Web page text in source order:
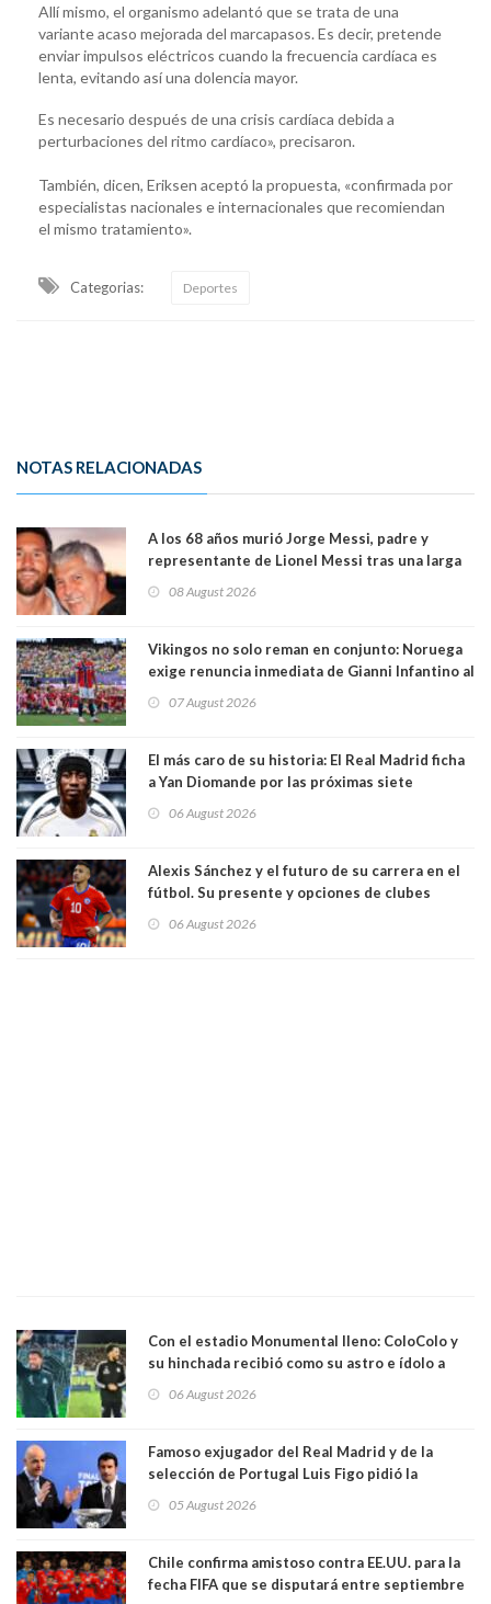
Allí mismo, el organismo adelantó que se trata de una
variante acaso mejorada del marcapasos. Es decir, pretende
enviar impulsos eléctricos cuando la frecuencia cardíaca es
lenta, evitando así una dolencia mayor.
Es necesario después de una crisis cardíaca debida a
perturbaciones del ritmo cardíaco», precisaron.
También, dicen, Eriksen aceptó la propuesta, «confirmada por
especialistas nacionales e internacionales que recomiendan
el mismo tratamiento».
Categorias: Deportes
NOTAS RELACIONADAS
A los 68 años murió Jorge Messi, padre y
representante de Lionel Messi tras una larga
08 August 2026
Vikingos no solo reman en conjunto: Noruega
exige renuncia inmediata de Gianni Infantino al
07 August 2026
El más caro de su historia: El Real Madrid ficha
a Yan Diomande por las próximas siete
06 August 2026
Alexis Sánchez y el futuro de su carrera en el
fútbol. Su presente y opciones de clubes
06 August 2026
Con el estadio Monumental lleno: ColoColo y
su hinchada recibió como su astro e ídolo a
06 August 2026
Famoso exjugador del Real Madrid y de la
selección de Portugal Luis Figo pidió la
comportamiento más bajo y cobarde que he
05 August 2026
Chile confirma amistoso contra EE.UU. para la
fecha FIFA que se disputará entre septiembre